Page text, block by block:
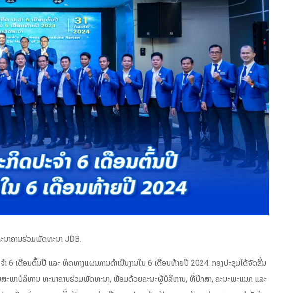
າຄານຮ່ວມພັດທະນາ JDB.
ເດືອນຕົ້ນປີ ແລະ ທິດທາງແຜນການດຳເນີນງານໃນ 6 ເດືອນທ້າຍປີ 2024. ກອງປະຊຸມໄດ້ຈັດຂື້ນ
ະພາບໍລິຫານ ທະນາຄານຮ່ວມພັດທະນາ, ພ້ອມດ້ວຍຄະນະຜູ້ບໍລິຫານ, ທີ່ປຶກສາ, ຄະນະພະແນກ ແລະ